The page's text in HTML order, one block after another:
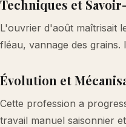
Techniques et
L'ouvrier d'août maîtrisait
fléau, vannage des
Évolution et
Cette profession a
travail manuel saisonnier